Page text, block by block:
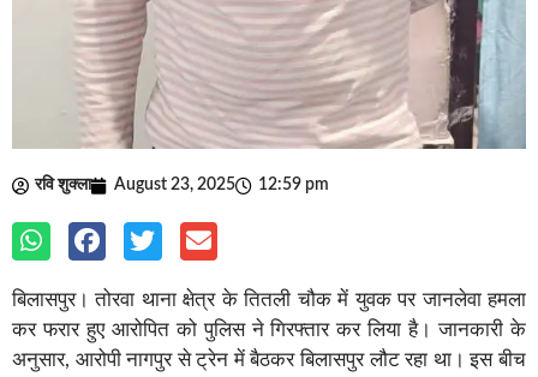
रवि शुक्ला August 23, 2025 12:59 pm
बिलासपुर। तोरवा थाना क्षेत्र के तितली चौक में युवक पर जानलेवा हमला
कर फरार हुए आरोपित को पुलिस ने गिरफ्तार कर लिया है। जानकारी के
अनुसार, आरोपी नागपुर से ट्रेन में बैठकर बिलासपुर लौट रहा था। इस बीच